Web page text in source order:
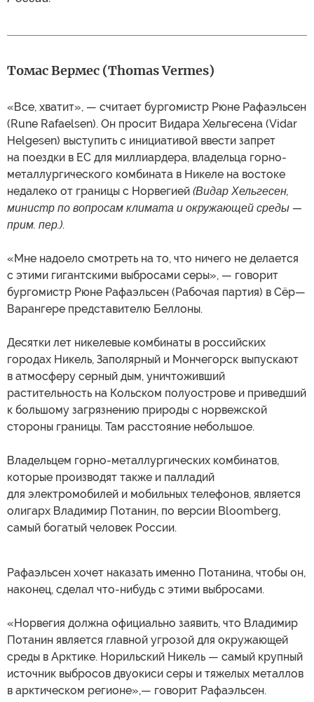
Томас Вермес (Thomas Vermes)
«Все, хватит», — считает бургомистр Рюне Рафаэльсен
(Rune Rafaelsen). Он просит Видара Хельгесена (Vidar
Helgesen) выступить с инициативой ввести запрет
на поездки в ЕС для миллиардера, владельца горно-
металлургического комбината в Никеле на востоке
недалеко от границы с Норвегией (Видар Хельгесен,
министр по вопросам климата и окружающей среды —
прим. пер.).
«Мне надоело смотреть на то, что ничего не делается
с этими гигантскими выбросами серы», — говорит
бургомистр Рюне Рафаэльсен (Рабочая партия) в Сёр—
Варангере представителю Беллоны.
Десятки лет никелевые комбинаты в российских
городах Никель, Заполярный и Мончегорск выпускают
в атмосферу серный дым, уничтоживший
растительность на Кольском полуострове и приведший
к большому загрязнению природы с норвежской
стороны границы. Там расстояние небольшое.
Владельцем горно-металлургических комбинатов,
которые производят также и палладий
для электромобилей и мобильных телефонов, является
олигарх Владимир Потанин, по версии Bloomberg,
самый богатый человек России.
Рафаэльсен хочет наказать именно Потанина, чтобы он,
наконец, сделал что-нибудь с этими выбросами.
«Норвегия должна официально заявить, что Владимир
Потанин является главной угрозой для окружающей
среды в Арктике. Норильский Никель — самый крупный
источник выбросов двуокиси серы и тяжелых металлов
в арктическом регионе»,— говорит Рафаэльсен.